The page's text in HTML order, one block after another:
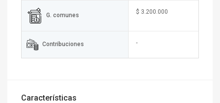
G. comunes
$ 3.200.000
Contribuciones -
Características